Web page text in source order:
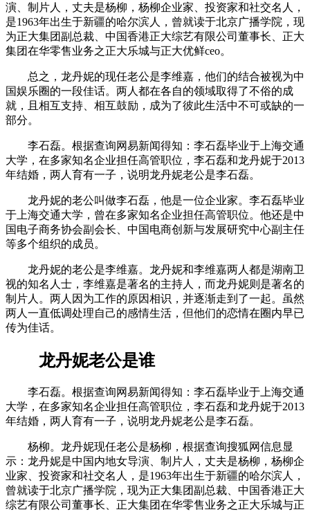
演、制片人，丈夫是杨柳，杨柳企业家、投资家和社交名人，
是1963年出生于新疆的哈尔滨人，曾就读于北京广播学院，现
为正大集团副总裁、中国香港正大综艺有限公司董事长、正大
集团在华零售业务之正大乐城与正大优鲜ceo。
总之，龙丹妮的现任老公是李维嘉，他们的结合被视为中
国娱乐圈的一段佳话。两人都在各自的领域取得了不俗的成
就，且相互支持、相互鼓励，成为了彼此生活中不可或缺的一
部分。
李石磊。根据查询网易新闻得知：李石磊毕业于上海交通
大学，在多家知名企业担任高管职位，李石磊和龙丹妮于2013
年结婚，两人育有一子，说明龙丹妮老公是李石磊。
龙丹妮的老公叫做李石磊，他是一位企业家。李石磊毕业
于上海交通大学，曾在多家知名企业担任高管职位。他还是中
国电子商务协会副会长、中国电商创新与发展研究中心副主任
等多个组织的成员。
龙丹妮的老公是李维嘉。龙丹妮和李维嘉两人都是湖南卫
视的知名人士，李维嘉是著名的主持人，而龙丹妮则是著名的
制片人。两人因为工作的原因相识，并逐渐走到了一起。虽然
两人一直低调处理自己的感情生活，但他们的恋情在圈内早已
传为佳话。
龙丹妮老公是谁
李石磊。根据查询网易新闻得知：李石磊毕业于上海交通
大学，在多家知名企业担任高管职位，李石磊和龙丹妮于2013
年结婚，两人育有一子，说明龙丹妮老公是李石磊。
杨柳。龙丹妮现任老公是杨柳，根据查询搜狐网信息显
示：龙丹妮是中国内地女导演、制片人，丈夫是杨柳，杨柳企
业家、投资家和社交名人，是1963年出生于新疆的哈尔滨人，
曾就读于北京广播学院，现为正大集团副总裁、中国香港正大
综艺有限公司董事长、正大集团在华零售业务之正大乐城与正